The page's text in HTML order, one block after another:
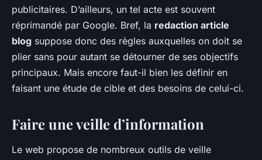
publicitaires. D’ailleurs, un tel acte est souvent
réprimandé par Google. Bref, la redaction article
blog suppose donc des règles auxquelles on doit se
plier sans pour autant se détourner de ses objectifs
principaux. Mais encore faut-il bien les définir en
faisant une étude de cible et des besoins de celui-ci.
Faire une veille d’information
Le web propose de nombreux outils de veille